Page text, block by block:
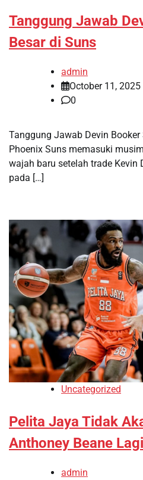
Tanggung Jawab
Besar di Suns
admin
October 11, 2025
0
Tanggung Jawab Devin
Phoenix Suns memasuki
wajah baru setelah trade Kevin
pada […]
Uncategorized
Pelita Jaya Tidak
Anthoney Beane Lagi
admin